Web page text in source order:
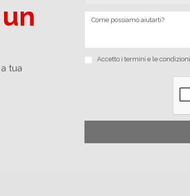
tua
Accetto itermini e le condizioni